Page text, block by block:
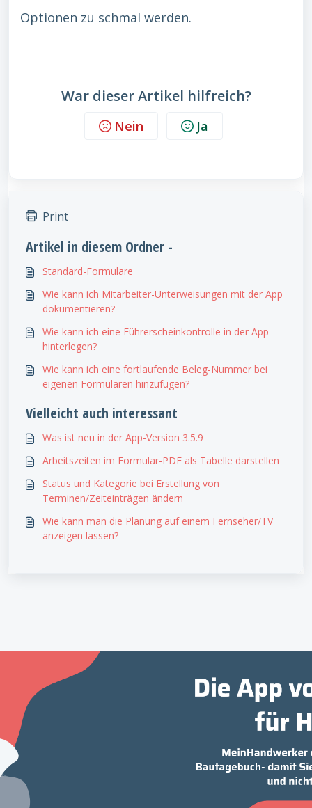
Optionen zu schmal werden.
War dieser Artikel hilfreich?
Nein Ja
Print
Artikel in diesem Ordner -
Standard-Formulare
Wie kann ich Mitarbeiter-Unterweisungen mit der App
dokumentieren?
Wie kann ich eine Führerscheinkontrolle in der App
hinterlegen?
Wie kann ich eine fortlaufende Beleg-Nummer bei
eigenen Formularen hinzufügen?
Vielleicht auch interessant
Was ist neu in der App-Version 3.5.9
Arbeitszeiten im Formular-PDF als Tabelle darstellen
Status und Kategorie bei Erstellung von
Terminen/Zeiteinträgen ändern
Wie kann man die Planung auf einem Fernseher/TV
anzeigen lassen?